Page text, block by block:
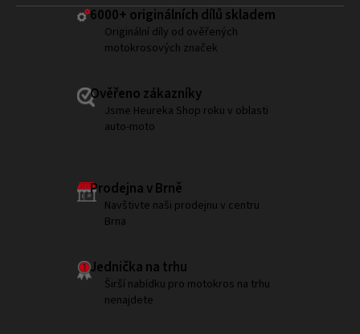
6000+ ​originálních dílů skladem
Originální díly od ověřených
motokrosových značek
Ověřeno zákazníky
Jsme Heureka Shop roku v oblasti
auto-moto
Prodejna v Brně
Navštivte naši prodejnu v centru
Brna
Jednička na trhu
Širší nabídku pro motokros na trhu
nenajdete